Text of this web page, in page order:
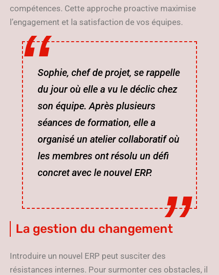
compétences. Cette approche proactive maximise
l’engagement et la satisfaction de vos équipes.
Sophie, chef de projet, se rappelle
du jour où elle a vu le déclic chez
son équipe. Après plusieurs
séances de formation, elle a
organisé un atelier collaboratif où
les membres ont résolu un défi
concret avec le nouvel ERP.
La gestion du changement
Introduire un nouvel ERP peut susciter des
résistances internes. Pour surmonter ces obstacles, il